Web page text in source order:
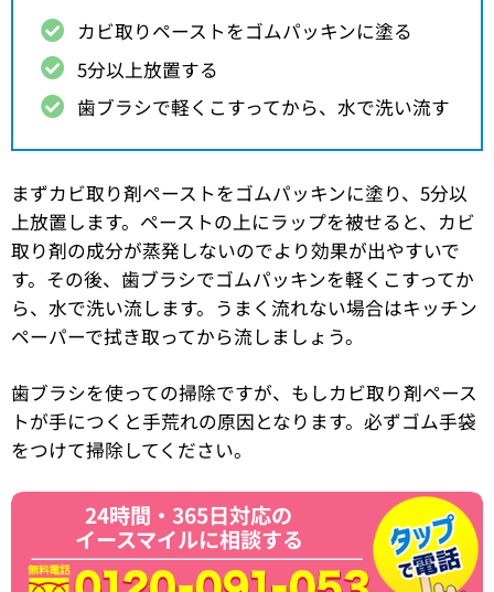
カビ取りペーストをゴムパッキンに塗る
5分以上放置する
歯ブラシで軽くこすってから、水で洗い流す
まずカビ取り剤ペーストをゴムパッキンに塗り、5分以
上放置します。ペーストの上にラップを被せると、カビ
取り剤の成分が蒸発しないのでより効果が出やすいで
す。その後、歯ブラシでゴムパッキンを軽くこすってか
ら、水で洗い流します。うまく流れない場合はキッチン
ペーパーで拭き取ってから流しましょう。
歯ブラシを使っての掃除ですが、もしカビ取り剤ペース
トが手につくと手荒れの原因となります。必ずゴム手袋
をつけて掃除してください。
24時間・365日対応の
イースマイルに相談する